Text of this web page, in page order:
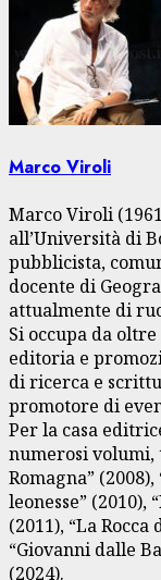
Marco Viroli
Marco Viroli
all’Università di
pubblicista,
docente di
attualmente di
Si occupa da
editoria e
di ricerca e
promotore di
Per la casa
numerosi volumi,
Romagna”
leonesse”
(2011), “La
“Giovanni dalle
(2024).